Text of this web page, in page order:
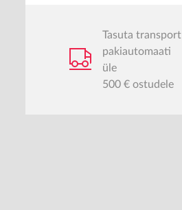
Tasuta transport
pakiautomaati
üle
500 € ostudele